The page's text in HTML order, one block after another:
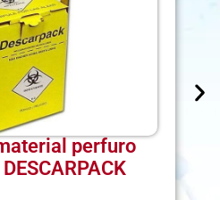
perfuro